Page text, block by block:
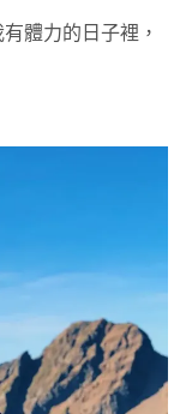
體力的日子裡，